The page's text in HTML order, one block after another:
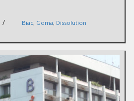
/ Biac, Goma, Dissolution